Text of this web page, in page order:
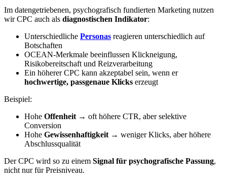
Im datengetriebenen, psychografisch fundierten Marketing nutzen
wir CPC auch als diagnostischen Indikator:
Unterschiedliche Personas reagieren unterschiedlich auf
Botschaften
OCEAN-Merkmale beeinflussen Klickneigung,
Risikobereitschaft und Reizverarbeitung
Ein höherer CPC kann akzeptabel sein, wenn er
hochwertige, passgenaue Klicks erzeugt
Beispiel:
Hohe Offenheit → oft höhere CTR, aber selektive
Conversion
Hohe Gewissenhaftigkeit → weniger Klicks, aber höhere
Abschlussqualität
Der CPC wird so zu einem Signal für psychografische Passung,
nicht nur für Preisniveau.